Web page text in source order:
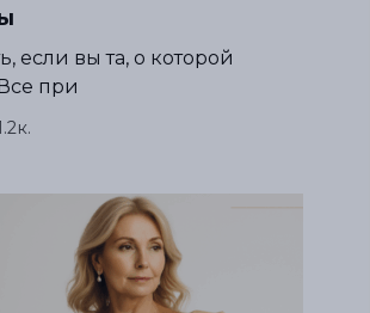
если вы та, о которой
при